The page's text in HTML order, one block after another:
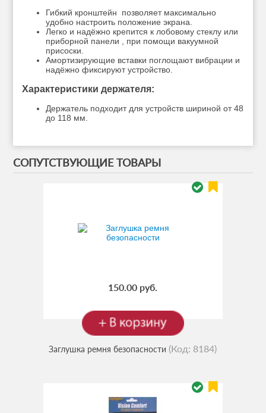
Гибкий кронштейн позволяет максимально
удобно настроить положение экрана.
Легко и надёжно крепится к лобовому стеклу или
приборной панели , при помощи вакуумной
присоски.
Амортизирующие вставки поглощают вибрации и
надёжно фиксируют устройство.
Характеристики держателя:
Держатель подходит для устройств шириной от 48
до 118 мм.
СОПУТСТВУЮЩИЕ ТОВАРЫ
150.00 руб.
Заглушка ремня безопасности (Код: 8184)